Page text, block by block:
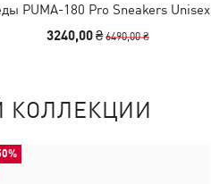
PUMA-180 Pro Sneakers Unisex
3240,00 ₴6490,00 ₴
КОЛЛЕКЦИИ